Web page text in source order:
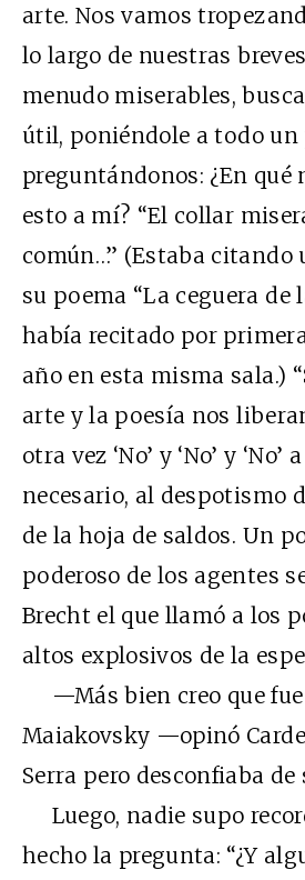
arte. Nos vamos
lo largo de nuestras
menudo miserables,
útil, poniéndole a todo un
preguntándonos: ¿En qué
esto a mí? “El collar
común…” (Estaba citando
su poema “La ceguera de
había recitado por
año en esta misma sala.)
arte y la poesía nos
otra vez ‘No’ y ‘No’ y ‘No’
necesario, al despotismo
de la hoja de saldos. Un
poderoso de los agentes
Brecht el que llamó a los
altos explosivos de la
—Más bien creo que fue
Maiakovsky —opinó
Serra pero desconfiaba de
Luego, nadie supo
hecho la pregunta: “¿Y